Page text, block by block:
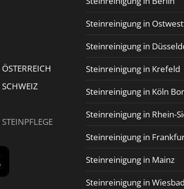
Steinreinigung in
Steinreinigung in
Steinreinigung in Krefeld
Steinreinigung in Köln
Steinreinigung in Rhein-
Steinreinigung in
Steinreinigung in Mainz
Steinreinigung in